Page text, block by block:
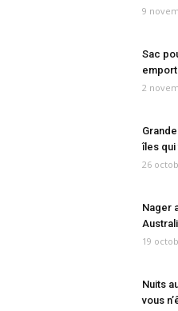
9
Sac
2
îles qui
26
Nager
19
Nuits
vous